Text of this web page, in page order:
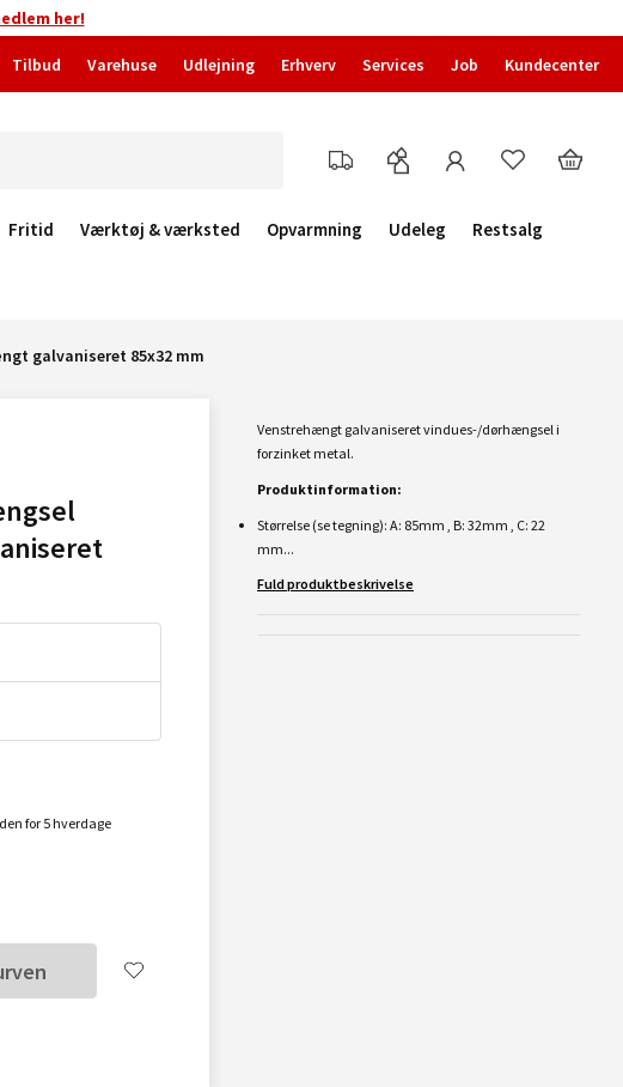
her!
Tilbud Varehuse Udlejning Erhverv Services Job Kundecenter
Fritid Værktøj & værksted Opvarmning Udeleg
Restsalg
galvaniseret 85x32 mm
for 5 hverdage
Venstrehængt galvaniseret vindues-/dørhængsel i
forzinket metal.
Produktinformation:
Størrelse (se tegning): A: 85mm , B: 32mm , C: 22
mm...
Fuld produktbeskrivelse